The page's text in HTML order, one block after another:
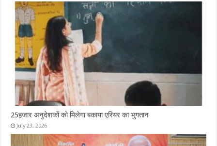
o
k
p
p
25हजार अनुदेशकों को मिलेगा बकाया एरियर का भुगतान
July 23, 2026